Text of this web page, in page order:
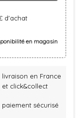
d'achat
en magasin
livraison en France
et click&collect
paiement sécurisé